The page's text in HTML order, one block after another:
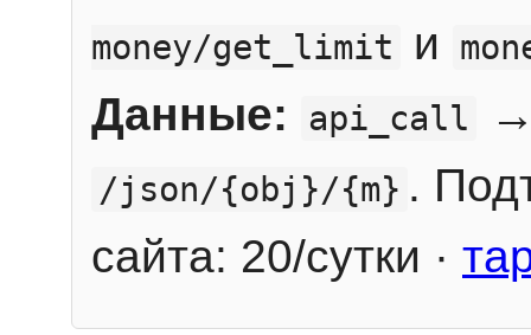
money/get_limit и
Данные: api_call
/json/{obj}/{m} .
сайта: 20/сутки ·